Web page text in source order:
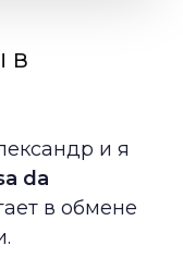
в
и я
da
в обмене